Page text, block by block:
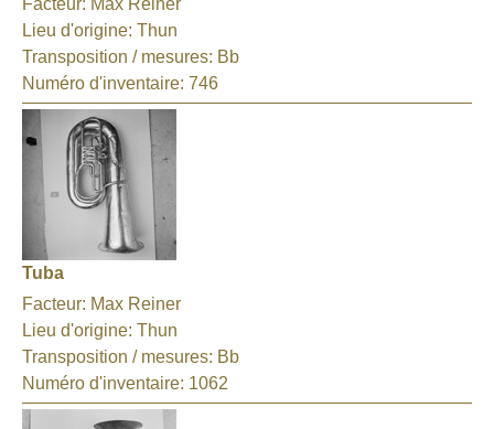
Facteur: Max Reiner
Lieu d'origine: Thun
Transposition / mesures: Bb
Numéro d'inventaire: 746
Tuba
Facteur: Max Reiner
Lieu d'origine: Thun
Transposition / mesures: Bb
Numéro d'inventaire: 1062